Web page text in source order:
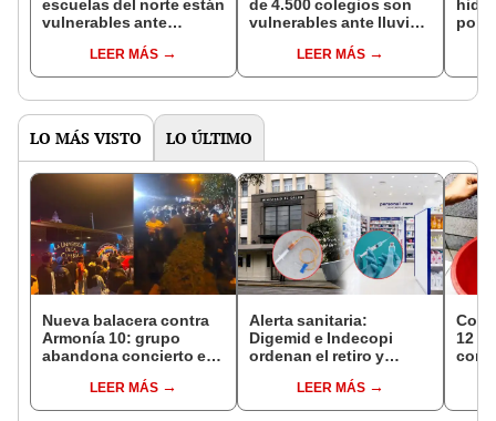
escuelas del norte están
vulnerables ante
LEER MÁS
de 4.500 colegios son
vulnerables ante lluvias,
LEER MÁS
LO MÁS VISTO LO ÚLTIMO
Nueva balacera contra
Armonía 10: grupo
abandona concierto en
en pleno show
LEER MÁS
Alerta sanitaria:
Digemid e Indecopi
ordenan el retiro y
productos médicos
contra el cáncer por
LEER MÁS
12